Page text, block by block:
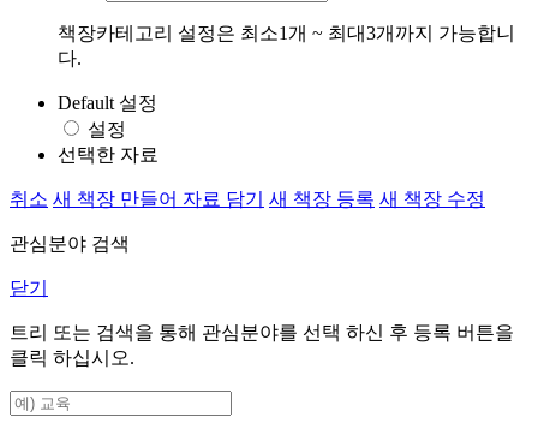
책장카테고리 설정은 최소1개 ~ 최대3개까지 가능합니
다.
Default 설정
설정
선택한 자료
취소 새 책장 만들어 자료 담기 새 책장 등록 새 책장 수정
관심분야 검색
닫기
트리 또는 검색을 통해 관심분야를 선택 하신 후 등록 버튼을
클릭 하십시오.